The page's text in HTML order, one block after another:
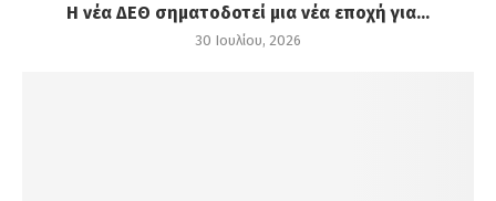
Η νέα ΔΕΘ σηματοδοτεί μια νέα εποχή για...
30 Ιουλίου, 2026